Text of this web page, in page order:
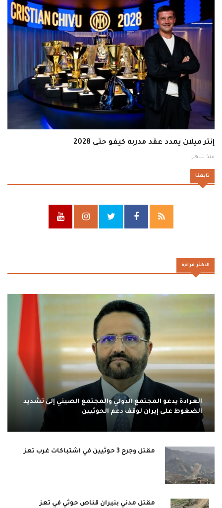
إنتر ميلان يمدد عقد مدربه كيفو حتى 2028
منذ شهر
تابعنا
الاكثر قراءة
العرادة يدعو المجتمع الدولي والمجتمع الصيني إلى تشديد
الضغوط على إيران لوقف دعم الحوثيين
مقتل وجرح 3 حوثيين في اشتباكات غرب تعز
مقتل مدني بنيران قناص حوثي في تعز